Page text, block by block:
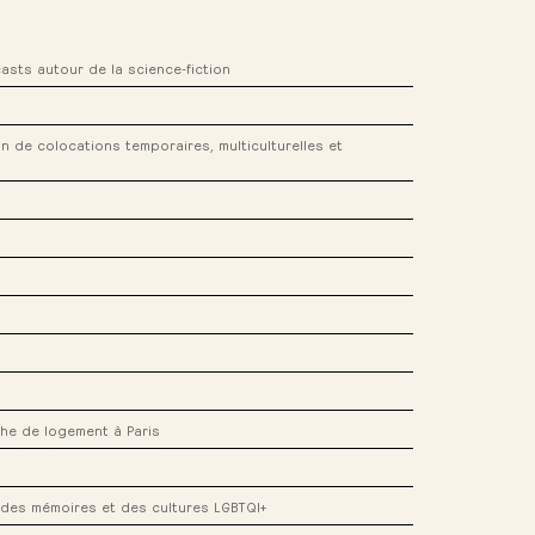
autour de la science-fiction
de colocations temporaires, multiculturelles et
de logement à Paris
mémoires et des cultures LGBTQI+